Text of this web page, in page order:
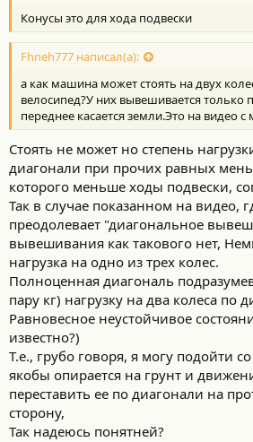
Конусы это для хода подвески
Fhneh777 написал(а):
а как машина может стоять на двух
велосипед?У них вывешивается только
переднее касается земли.Это на видео с
Стоять не может но степень
диагонали при прочих равных
которого меньше ходы подвески,
Так в случае показанном на видео,
преодолевает "диагональное
вывешивания как такового нет,
нагрузка на одно из трех колес.
Полноценная диагональ
пару кг) нагрузку на два колеса по
Равновесное неустойчивое
известно?)
Т.е., грубо говоря, я могу подойти
якобы опирается на грунт и
переставить ее по диагонали на
сторону,
Так надеюсь понятней?